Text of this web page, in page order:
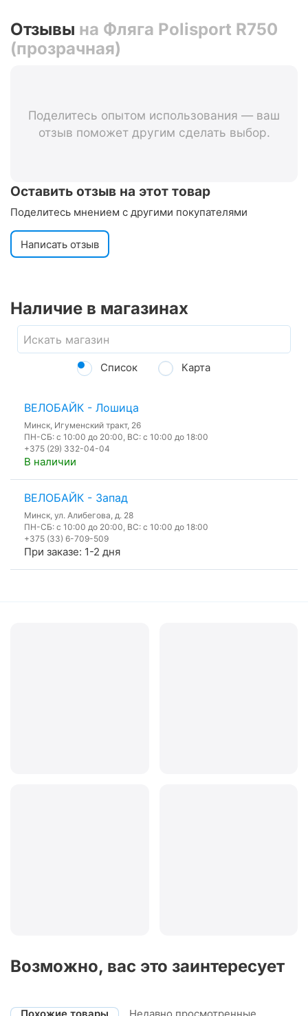
Отзывы на Фляга Polisport R750
(прозрачная)
Поделитесь опытом использования — ваш
отзыв поможет другим сделать выбор.
Оставить отзыв на этот товар
Поделитесь мнением с другими покупателями
Написать отзыв
Наличие в магазинах
Список Карта
ВЕЛОБАЙК - Лошица
Минск, Игуменский тракт, 26
ПН-СБ: с 10:00 до 20:00, ВС: с 10:00 до 18:00
+375 (29) 332-04-04
В наличии
ВЕЛОБАЙК - Запад
Минск, ул. Алибегова, д. 28
ПН-СБ: с 10:00 до 20:00, ВС: с 10:00 до 18:00
+375 (33) 6-709-509
При заказе: 1-2 дня
Возможно, вас это заинтересует